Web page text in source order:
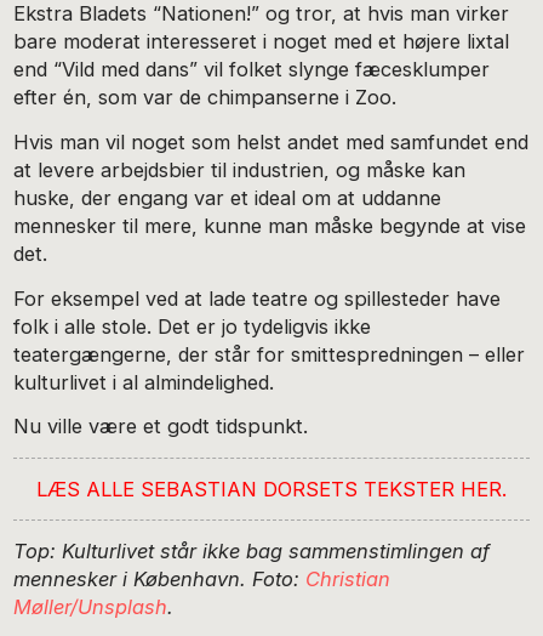
Ekstra Bladets “Nationen!” og tror, at hvis man virker
bare moderat interesseret i noget med et højere lixtal
end “Vild med dans” vil folket slynge fæcesklumper
efter én, som var de chimpanserne i Zoo.
Hvis man vil noget som helst andet med samfundet end
at levere arbejdsbier til industrien, og måske kan
huske, der engang var et ideal om at uddanne
mennesker til mere, kunne man måske begynde at vise
det.
For eksempel ved at lade teatre og spillesteder have
folk i alle stole. Det er jo tydeligvis ikke
teatergængerne, der står for smittespredningen – eller
kulturlivet i al almindelighed.
Nu ville være et godt tidspunkt.
LÆS ALLE SEBASTIAN DORSETS TEKSTER HER.
Top: Kulturlivet står ikke bag sammenstimlingen af
mennesker i København. Foto: Christian
Møller/Unsplash.